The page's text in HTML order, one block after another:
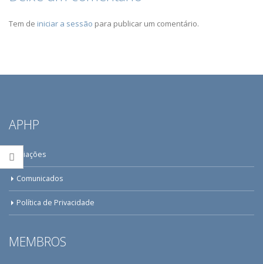
Tem de iniciar a sessão para publicar um comentário.
APHP
Filiações
Comunicados
Política de Privacidade
MEMBROS